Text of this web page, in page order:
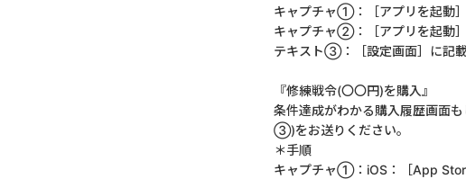
キャプチャ①：［アプリを起動
キャプチャ②：［アプリを起動
テキスト③：［設定画面］に記載
『修練戦令(〇〇円)を購入』
条件達成がわかる購入履歴画面
③)をお送りください。
＊手順
キャプチャ①：iOS：［App